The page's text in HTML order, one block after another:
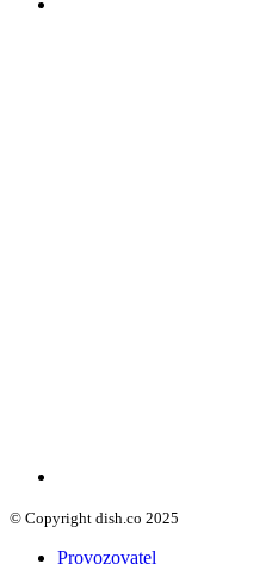
© Copyright dish.co 2025
Provozovatel